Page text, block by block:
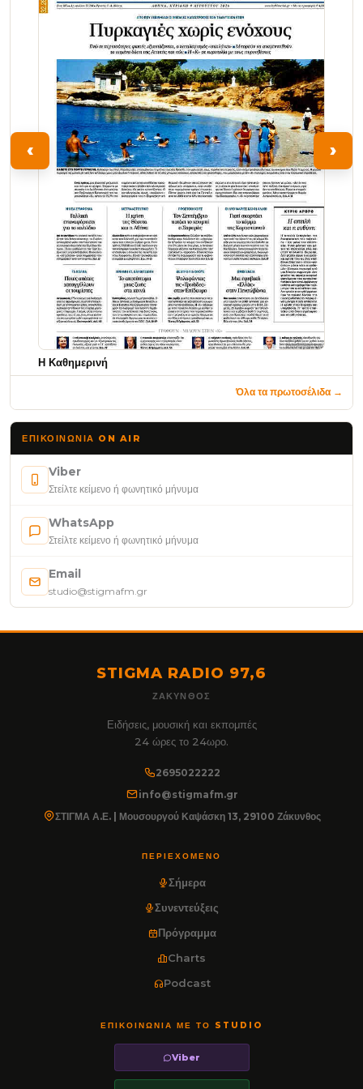
‹
Η Καθημερινή
›
Όλα τα πρωτοσέλιδα →
ΕΠΙΚΟΙΝΩΝΊΑ ON AIR
Viber
Στείλτε κείμενο ή φωνητικό μήνυμα
WhatsApp
Στείλτε κείμενο ή φωνητικό μήνυμα
Email
studio@stigmafm.gr
STIGMA RADIO 97,6
ΖΆΚΥΝΘΟΣ
Ειδήσεις, μουσική και εκπομπές
24 ώρες το 24ωρο.
2695022222
info@stigmafm.gr
ΣΤΙΓΜΑ Α.Ε. | Μουσουργού Καψάσκη 13, 29100 Ζάκυνθος
ΠΕΡΙΕΧΌΜΕΝΟ
Σήμερα
Συνεντεύξεις
Πρόγραμμα
Charts
Podcast
ΕΠΙΚΟΙΝΩΝΊΑ ΜΕ ΤΟ STUDIO
Viber